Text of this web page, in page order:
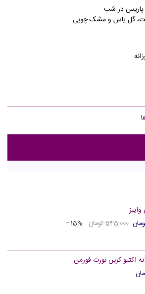
پاریس در شب
گل یاس و مشک چوبی
545,000 تومان ‎−15%
اکتیو کربن نورث فورمن